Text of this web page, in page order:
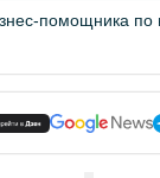
помощника по